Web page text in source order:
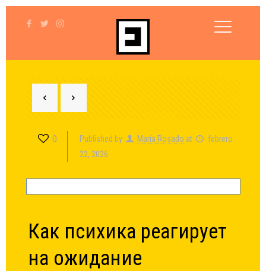
0 Published by María Rosado at
febrero
22, 2026
Как психика реагирует
на ожидание